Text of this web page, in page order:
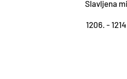
Slavljena
1206. - 1214.